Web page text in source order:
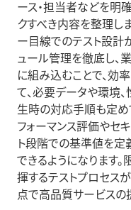
ース・担当者などを明
クすべき内容を整理し
ー目線でのテスト設計
ュール管理を徹底し、
に組み込むことで、効
て、必要データや環境
生時の対応手順も定め
フォーマンス評価やセ
ト段階での基準値を定
できるようになります
揮するテストプロセス
点で高品質サービスの